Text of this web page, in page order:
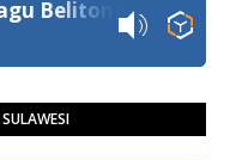
Belitong